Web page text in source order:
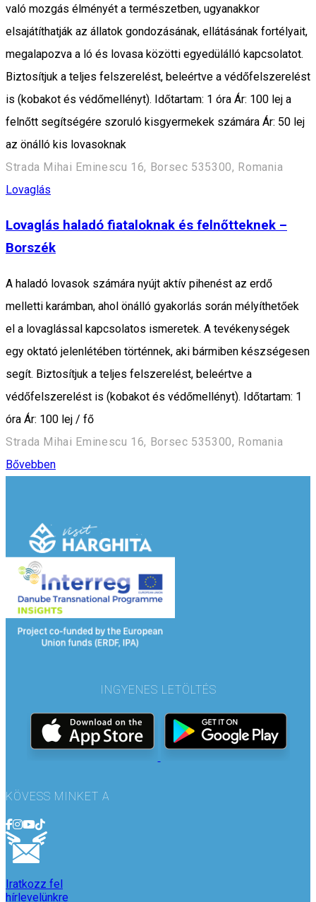
való mozgás élményét a természetben, ugyanakkor
elsajátíthatják az állatok gondozásának, ellátásának fortélyait,
megalapozva a ló és lovasa közötti egyedülálló kapcsolatot.
Biztosítjuk a teljes felszerelést, beleértve a védőfelszerelést
is (kobakot és védőmellényt). Időtartam: 1 óra Ár: 100 lej a
felnőtt segítségére szoruló kisgyermekek számára Ár: 50 lej
az önálló kis lovasoknak
Strada Mihai Eminescu 16, Borsec 535300, Romania
Lovaglás
Lovaglás haladó fiataloknak és felnőtteknek –
Borszék
A haladó lovasok számára nyújt aktív pihenést az erdő
melletti karámban, ahol önálló gyakorlás során mélyíthetőek
el a lovaglással kapcsolatos ismeretek. A tevékenységek
egy oktató jelenlétében történnek, aki bármiben készségesen
segít. Biztosítjuk a teljes felszerelést, beleértve a
védőfelszerelést is (kobakot és védőmellényt). Időtartam: 1
óra Ár: 100 lej / fő
Strada Mihai Eminescu 16, Borsec 535300, Romania
Bővebben
INGYENES LETÖLTÉS
KÖVESS MINKET A
Iratkozz fel
hírlevelünkre